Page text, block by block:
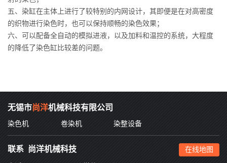
五、染缸在主体上进行了较特别的内网设计，其即便是在对高密度
的织物进行染色时，也可以保持顺畅的染色效果；
六、可以配备全自动的模拟进液，以及加料和温控的系统，大程度
的降低了染色缸比较差的问题。
无锡市尚洋机械科技有限公司
染色机 卷染机 染整设备
联系 尚洋机械科技 在线地图